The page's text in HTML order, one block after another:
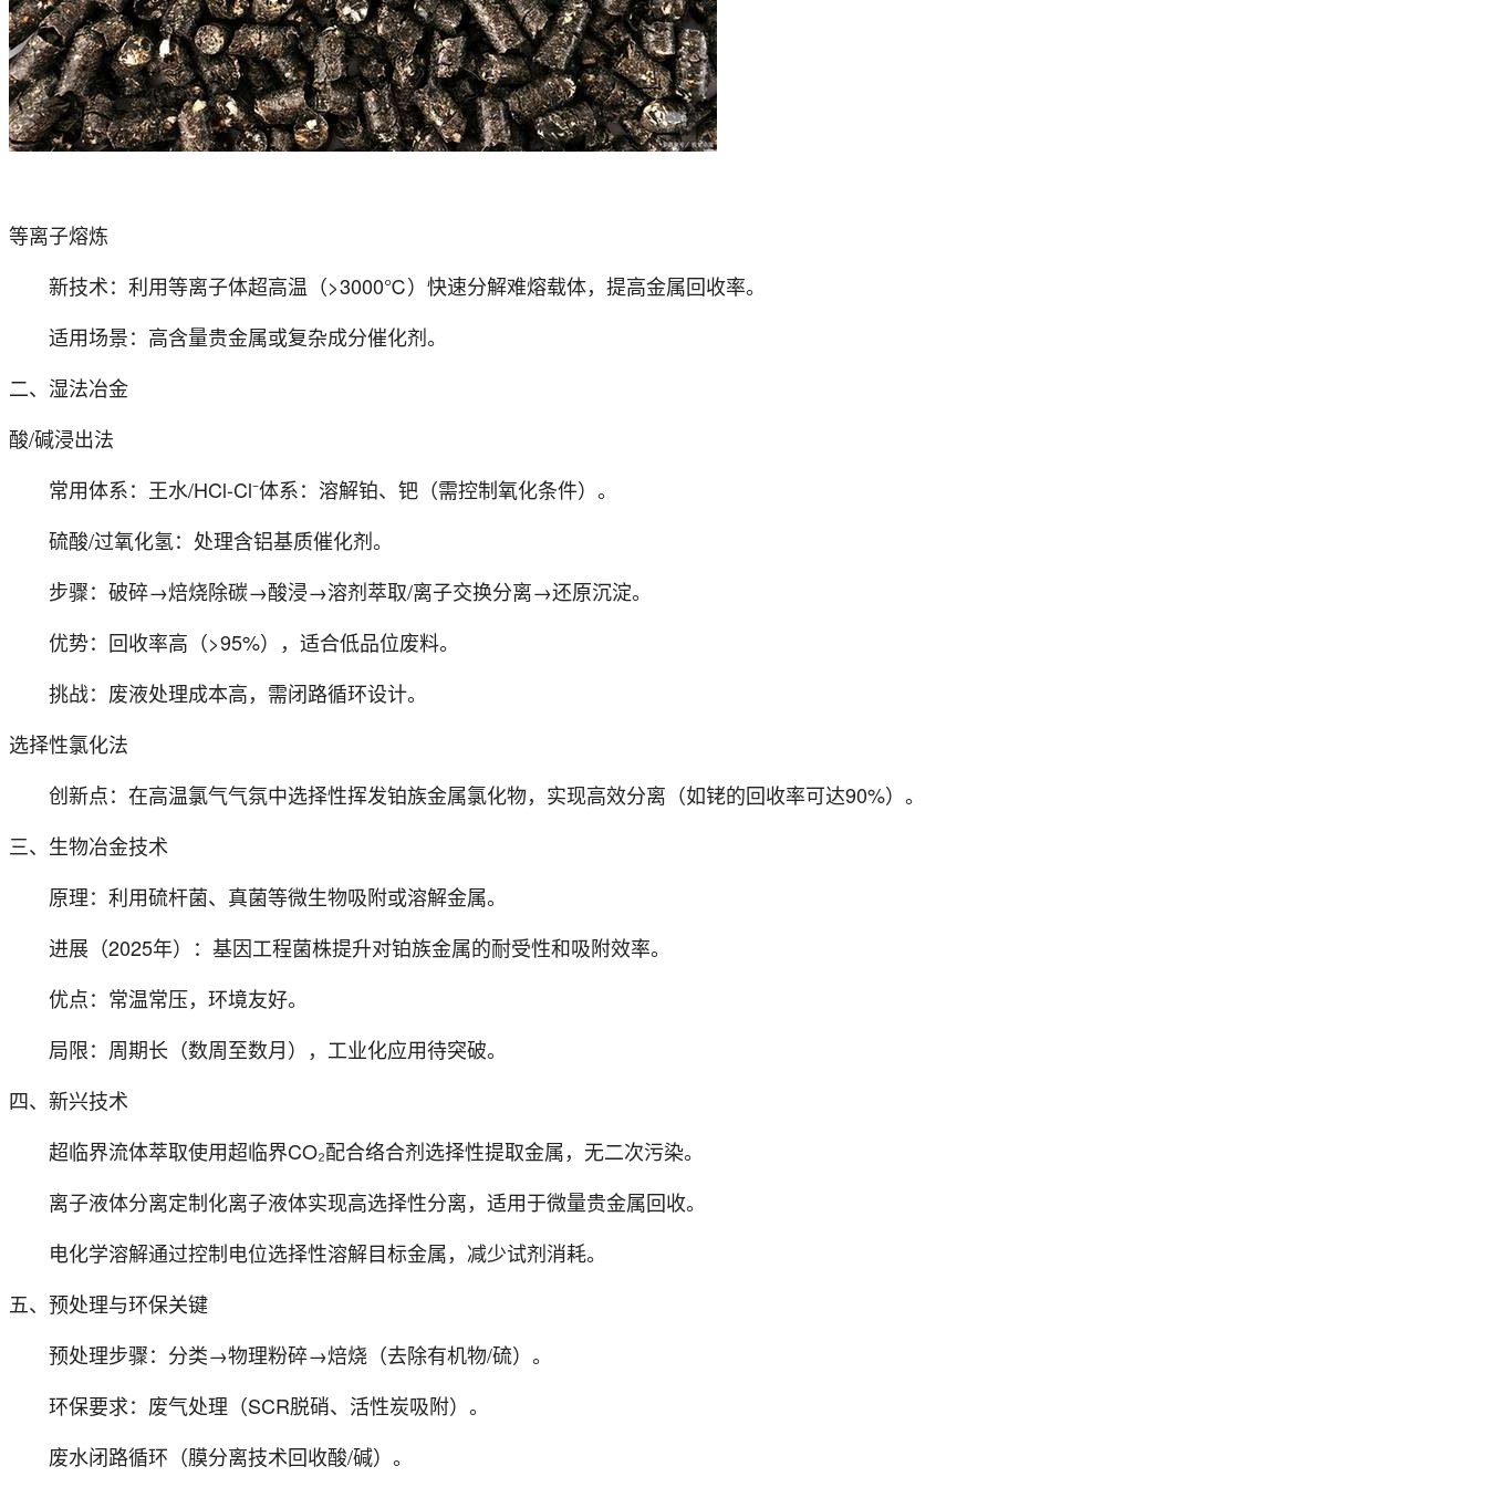
等离子熔炼
新技术：利用等离子体超高温（>3000℃）快速分解难熔载体，提高金属回收率。
适用场景：高含量贵金属或复杂成分催化剂。
二、湿法冶金
酸/碱浸出法
常用体系：王水/HCl-Cl⁻体系：溶解铂、钯（需控制氧化条件）。
硫酸/过氧化氢：处理含铝基质催化剂。
步骤：破碎→焙烧除碳→酸浸→溶剂萃取/离子交换分离→还原沉淀。
优势：回收率高（>95%），适合低品位废料。
挑战：废液处理成本高，需闭路循环设计。
选择性氯化法
创新点：在高温氯气气氛中选择性挥发铂族金属氯化物，实现高效分离（如铑的回收率可达90%）。
三、生物冶金技术
原理：利用硫杆菌、真菌等微生物吸附或溶解金属。
进展（2025年）：基因工程菌株提升对铂族金属的耐受性和吸附效率。
优点：常温常压，环境友好。
局限：周期长（数周至数月），工业化应用待突破。
四、新兴技术
超临界流体萃取使用超临界CO₂配合络合剂选择性提取金属，无二次污染。
离子液体分离定制化离子液体实现高选择性分离，适用于微量贵金属回收。
电化学溶解通过控制电位选择性溶解目标金属，减少试剂消耗。
五、预处理与环保关键
预处理步骤：分类→物理粉碎→焙烧（去除有机物/硫）。
环保要求：废气处理（SCR脱硝、活性炭吸附）。
废水闭路循环（膜分离技术回收酸/碱）。